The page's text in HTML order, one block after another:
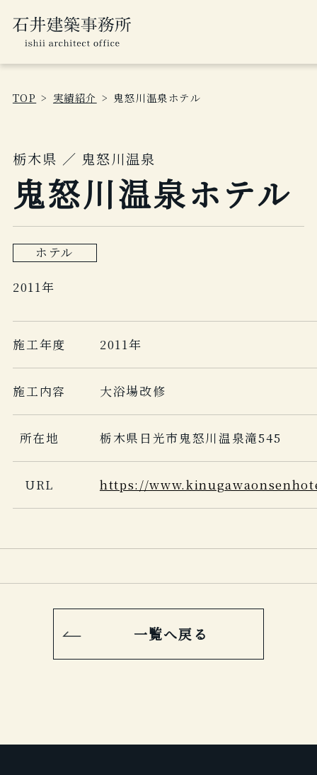
TOP 実績紹介 鬼怒川温泉ホテル
栃木県 ／ 鬼怒川温泉
鬼怒川温泉ホテル
ホテル
2011年
施工年度 2011年
施工内容 大浴場改修
所在地 栃木県日光市鬼怒川温泉滝545
URL https://
一覧へ戻る